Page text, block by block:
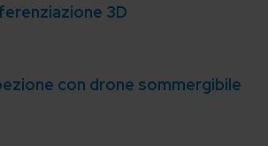
3D
con drone sommergibile